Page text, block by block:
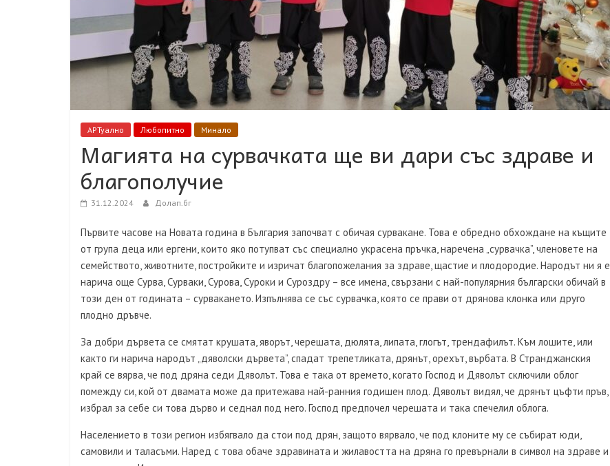
АРТуално Любопитно Минало
Магията на сурвачката ще ви дари със здраве и
благополучие
31.12.2024 Долап.бг
Първите часове на Новата година в България започват с обичая сурвакане. Това е обредно обхождане на къщите
от група деца или ергени, които яко потупват със специално украсена пръчка, наречена „сурвачка”, членовете на
семейството, животните, постройките и изричат благопожелания за здраве, щастие и плодородие. Народът ни я е
нарича още Сурва, Сурваки, Сурова, Суроки и Суроздру – все имена, свързани с най-популярния български обичай в
този ден от годината – сурвакането. Изпълнява се със сурвачка, която се прави от дрянова клонка или друго
плодно дръвче.
За добри дървета се смятат крушата, яворът, черешата, дюлята, липата, глогът, трендафилът. Към лошите, или
както ги нарича народът „дяволски дървета”, спадат трепетликата, дрянът, орехът, върбата. В Странджанския
край се вярва, че под дряна седи Дяволът. Това е така от времето, когато Господ и Дяволът сключили облог
помежду си, кой от двамата може да притежава най-ранния годишен плод. Дяволът видял, че дрянът цъфти пръв,
избрал за себе си това дърво и седнал под него. Господ предпочел черешата и така спечелил облога.
Населението в този регион избягвало да стои под дрян, защото вярвало, че под клоните му се събират юди,
самовили и таласъми. Наред с това обаче здравината и жилавостта на дряна го превърнали в символ на здраве и